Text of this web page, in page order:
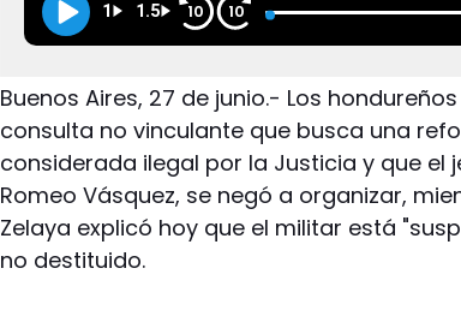
1 1.5 10 10
Buenos Aires, 27 de junio.- Los
consulta no vinculante que busca una
considerada ilegal por la Justicia y que el
Romeo Vásquez, se negó a organizar,
Zelaya explicó hoy que el militar está
no destituido.